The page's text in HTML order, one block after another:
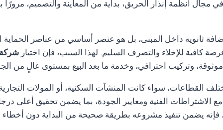
أنظمة إنذار الحريق، بداية من المعاينة والتصميم، مرورًا
ثانوية داخل المبنى، بل هو عنصر أساسي من عناصر الحماية
كافية للإخلاء والتصرف السليم. لهذا السبب، فإن اختيار شركة
وتركيب احترافي، وخدمة ما بعد البيع بمستوى عالٍ من
القطاعات، سواء كانت المنشآت السكنية، أو المولات
مع الاشتراطات الفنية ومعايير الجودة، بما يضمن تحقيق أعلى
يضمن تنفيذ مشروعه بطريقة صحيحة من البداية دون أخطاء